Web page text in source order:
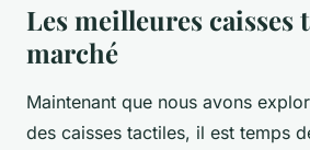
Les meilleures caisses
marché
Maintenant que nous avons
des caisses tactiles, il est temps